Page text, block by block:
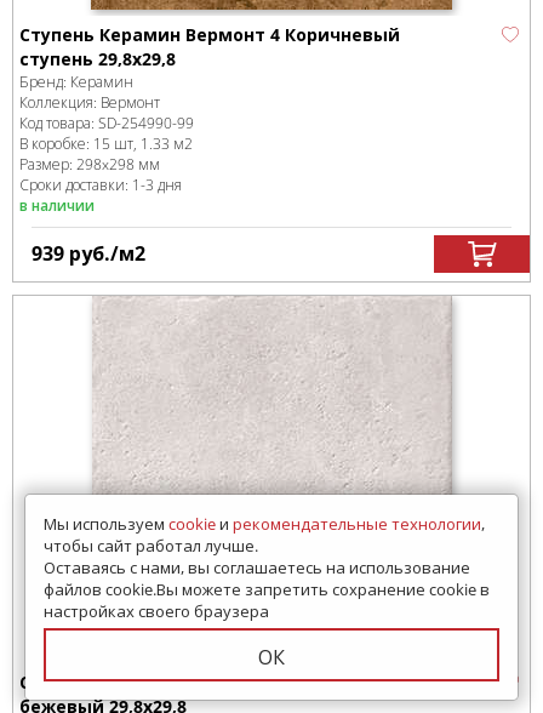
Ступень Керамин Вермонт 4 Коричневый
ступень 29,8х29,8
Бренд: Керамин
Коллекция: Вермонт
Код товара: SD-254990-99
В коробке: 15 шт, 1.33 м2
Размер: 298x298 мм
Сроки доставки: 1-3 дня
в наличии
939 руб./м2
Ступень Cersanit CP4A016 Carpet ступень
бежевый 29,8x29,8
Мы используем cookieи рекомендательные технологии,
чтобы сайт работал лучше.
Оставаясь с нами, вы соглашаетесь на использование
файлов cookie.Вы можете запретить сохранение cookie в
настройках своего браузера
ОК